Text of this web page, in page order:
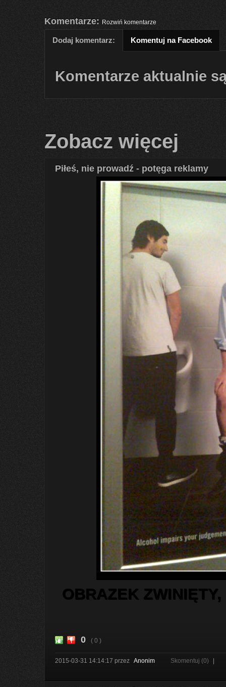
Komentarze: Rozwiń komentarze
Dodaj komentarz: Komentuj na Facebook
Komentarze aktualnie
Zobacz więcej
Piłeś, nie prowadź - potęga reklamy
OBRAZEK
0 ( 0 )
2015-03-31 14:14:17 przez Anonim Skomentuj (0)